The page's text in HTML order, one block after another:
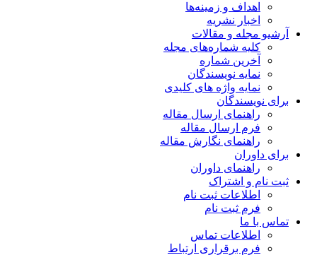
اهداف و زمینه‌ها
اخبار نشریه
آرشیو مجله و مقالات
کلیه شماره‌های مجله
آخرین شماره
نمایه نویسندگان
نمایه واژه های کلیدی
برای نویسندگان
راهنمای ارسال مقاله
فرم ارسال مقاله
راهنمای نگارش مقاله
برای داوران
راهنمای داوران
ثبت نام و اشتراک
اطلاعات ثبت نام
فرم ثبت نام
تماس با ما
اطلاعات تماس
فرم برقراری ارتباط